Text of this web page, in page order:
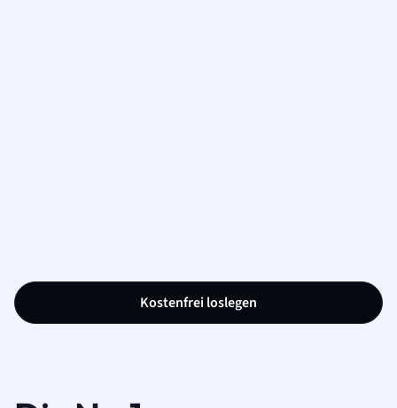
Kostenfrei loslegen